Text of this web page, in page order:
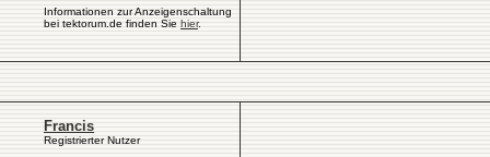
Informationen zur Anzeigenschaltung
bei tektorum.de finden Sie hier.
Francis
Registrierter Nutzer